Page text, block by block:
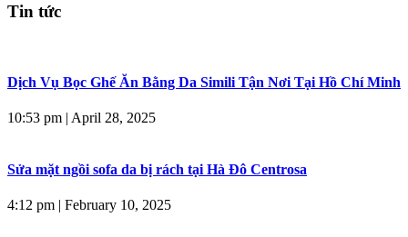
Tin tức
Dịch Vụ Bọc Ghế Ăn Bằng Da Simili Tận Nơi Tại Hồ Chí Minh
10:53 pm | April 28, 2025
Sửa mặt ngồi sofa da bị rách tại Hà Đô Centrosa
4:12 pm | February 10, 2025